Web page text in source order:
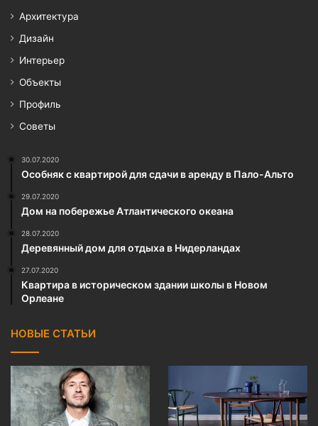
Архитектура
Дизайн
Интерьер
Объекты
Профиль
Советы
30.07.2020
Особняк с квартирой для сдачи в аренду в Пало-Альто
29.07.2020
Дом на побережье Атлантического океана
28.07.2020
Деревянный дом для отдыха в Нидерландах
27.07.2020
Квартира в историческом здании школы в Новом
Орлеане
НОВЫЕ СТАТЬИ